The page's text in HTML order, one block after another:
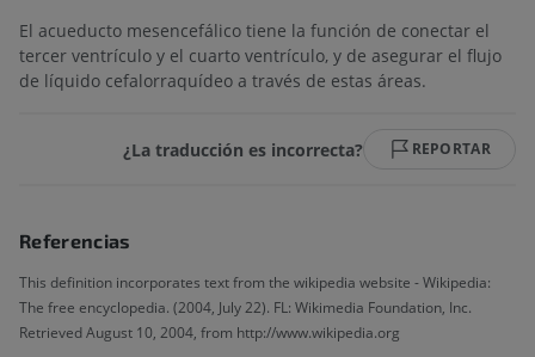
El acueducto mesencefálico tiene la función de conectar el
tercer ventrículo y el cuarto ventrículo, y de asegurar el flujo
de líquido cefalorraquídeo a través de estas áreas.
¿La traducción es incorrecta? REPORTAR
Referencias
This definition incorporates text from the wikipedia website - Wikipedia:
The free encyclopedia. (2004, July 22). FL: Wikimedia Foundation, Inc.
Retrieved August 10, 2004, from http://www.wikipedia.org